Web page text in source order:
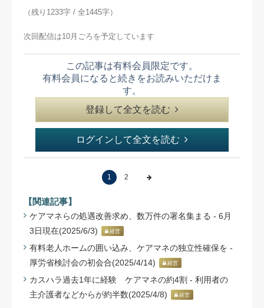
（残り1233字 / 全1445字）
次回配信は10月ごろを予定しています
この記事は有料会員限定です。
有料会員になると続きをお読みいただけま
す。
登録して全文を読む
ログインして全文を読む
1 2
【関連記事】
ケアマネらの処遇改善求め、数万件の署名集まる - 6月
3日現在(2025/6/3)
経営
有料老人ホームの囲い込み、ケアマネの独立性確保を -
厚労省検討会の初会合(2025/4/14)
経営
カスハラ過去1年に経験 ケアマネの約4割 - 利用者の
主介護者などからが約半数(2025/4/8)
経営